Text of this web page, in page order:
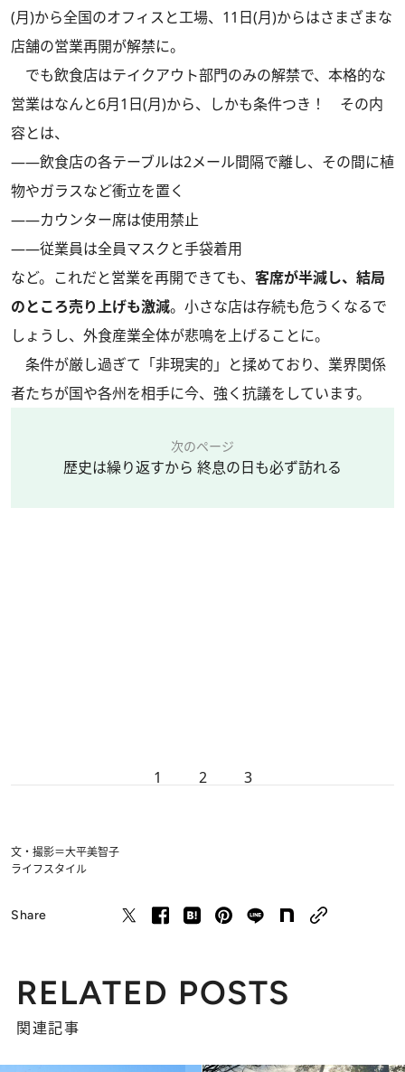
(月)から全国のオフィスと工場、11日(月)からはさまざまな
店舗の営業再開が解禁に。
でも飲食店はテイクアウト部門のみの解禁で、本格的な
営業はなんと6月1日(月)から、しかも条件つき！ その内
容とは、
――飲食店の各テーブルは2メール間隔で離し、その間に植
物やガラスなど衝立を置く
――カウンター席は使用禁止
――従業員は全員マスクと手袋着用
など。これだと営業を再開できても、 客席が半減し、結局
のところ売り上げも激減。小さな店は存続も危うくなるで
しょうし、外食産業全体が悲鳴を上げることに。
条件が厳し過ぎて「非現実的」と揉めており、業界関係
者たちが国や各州を相手に今、強く抗議をしています。
次のページ
歴史は繰り返すから 終息の日も必ず訪れる
1 2 3
文・撮影＝大平美智子
ライフスタイル
Share
RELATED POSTS
関連記事